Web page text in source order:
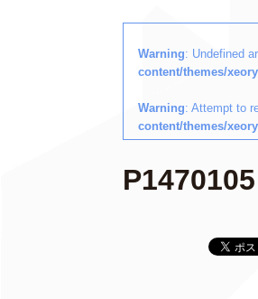
Warning: Undefined
content/themes/
Warning: Attempt to
content/themes/
P1470105